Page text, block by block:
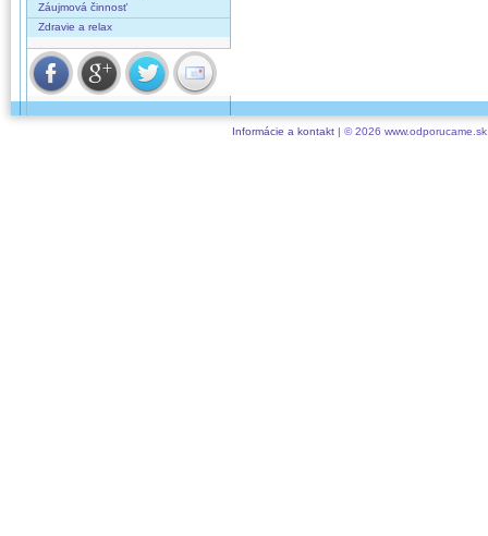
Záujmová činnosť
Zdravie a relax
Informácie a kontakt| © 2026